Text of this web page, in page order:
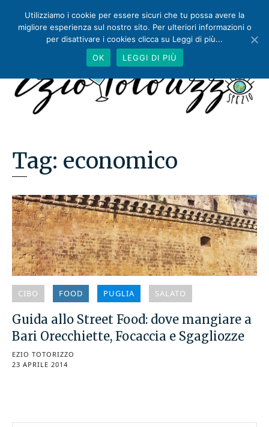
Tag: economico
CIBO FOOD PUGLIA SALATO
Guida allo Street Food: dove mangiare a
Bari Orecchiette, Focaccia e Sgagliozze
EZIO TOTORIZZO
23 APRILE 2014
Utilizziamo i cookie per essere sicuri che tu possa avere la
migliore esperienza sul nostro sito. Per ulteriori informazioni o
per disattivare i cookies clicca su Leggi di più...
OK
LEGGI DI PIÙ